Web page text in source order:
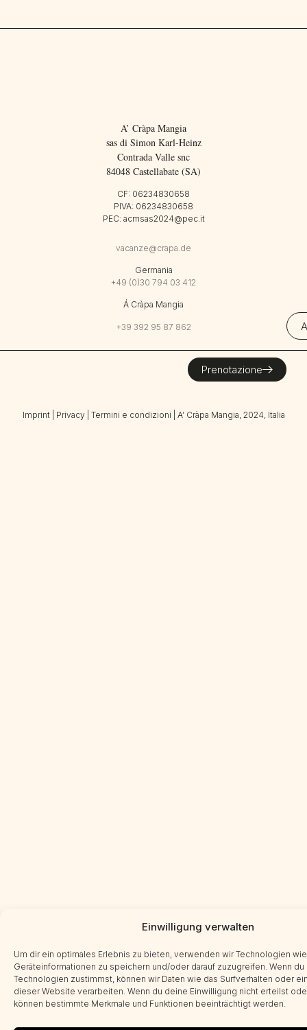
Einwilligung verwalten
Um dir ein optimales Erlebnis zu bieten, verwenden wir Technologien
Geräteinformationen zu speichern und/oder darauf zuzugreifen. Wenn
Technologien zustimmst, können wir Daten wie das Surfverhalten oder
dieser Website verarbeiten. Wenn du deine Einwilligung nicht erteilst
können bestimmte Merkmale und Funktionen beeinträchtigt werden.
A’ Cràpa Mangia
sas di Simon Karl-Heinz
Contrada Valle snc
84048 Castellabate (SA)
CF: 06234830658
PIVA: 06234830658
PEC: acmsas2024@pec.it
vacanze@crapa.de
Germania
+49 (0)30 794 03 412
Á Cràpa Mangia
+39 392 95 87 862
Prenotazione
Imprint| Privacy Termini e condizioni | A’ Cràpa Mangia, 2024, Italia